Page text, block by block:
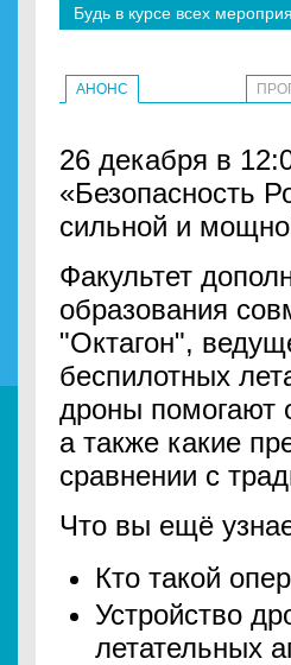
Будь в курсе всех
АНОНС
26 декабря в
«Безопасность
сильной и
Факультет
образования
"Октагон",
беспилотных
дроны помогают
а также какие
сравнении с
Что вы ещё
Кто такой
Устройство
летательных